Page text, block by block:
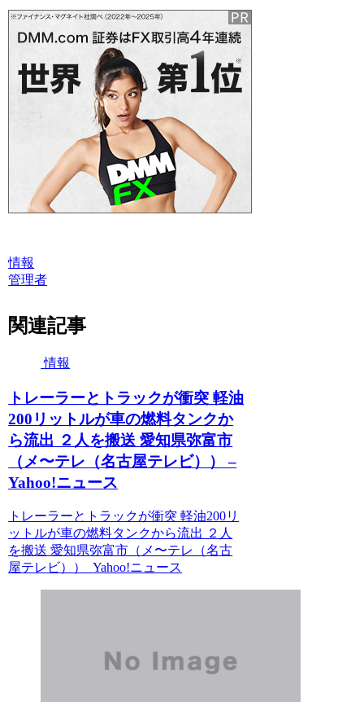
情報
管理者
関連記事
情報
トレーラーとトラックが衝突 軽油
200リットルが車の燃料タンクか
ら流出 ２人を搬送 愛知県弥富市
（メ〜テレ（名古屋テレビ）） –
Yahoo!ニュース
トレーラーとトラックが衝突 軽油200リ
ットルが車の燃料タンクから流出 ２人
を搬送 愛知県弥富市（メ〜テレ（名古
屋テレビ）） Yahoo!ニュース